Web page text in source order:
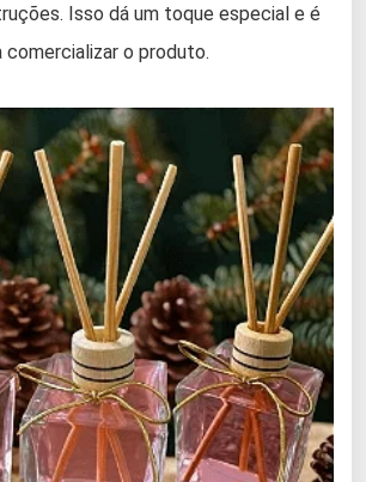
Isso dá um toque especial e é
comercializar o produto.